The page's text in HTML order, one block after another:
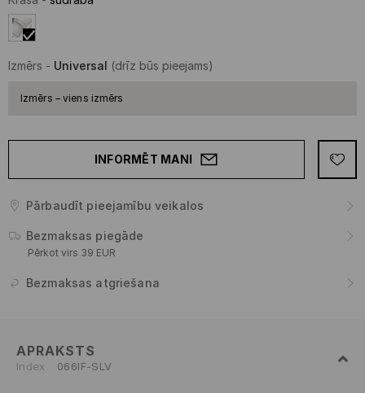
Izmērs - Universal (drīz būs pieejams)
Izmērs – viens izmērs
INFORMĒT MANI
Pārbaudīt pieejamību veikalos
Bezmaksas piegāde
Pērkot virs 39 EUR
Bezmaksas atgriešana
APRAKSTS
Index 066IF-SLV